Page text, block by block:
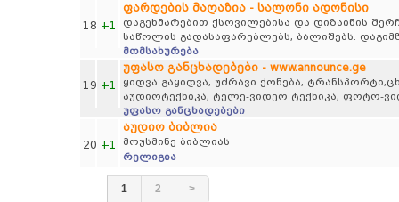
18 +1
ფარდების მაღაზია - სალონი ადონისი
დაგეხმარებით ქსოვილებისა და დიზაინის
საწოლის გადასაფარებლებს, ბალიშებს.
მომსახურება
19 +1
უფასო განცხადებები - www.announce.ge
ყიდვა გაყიდვა, უძრავი ქონება,
აუდიოტექნიკა, ტელე-ვიდეო ტექნიკა, ფოტო-
უფასო განცხადებები
20 +1
აუდიო ბიბლია
მოუსმინე ბიბლიას
რელიგია
1 2 >